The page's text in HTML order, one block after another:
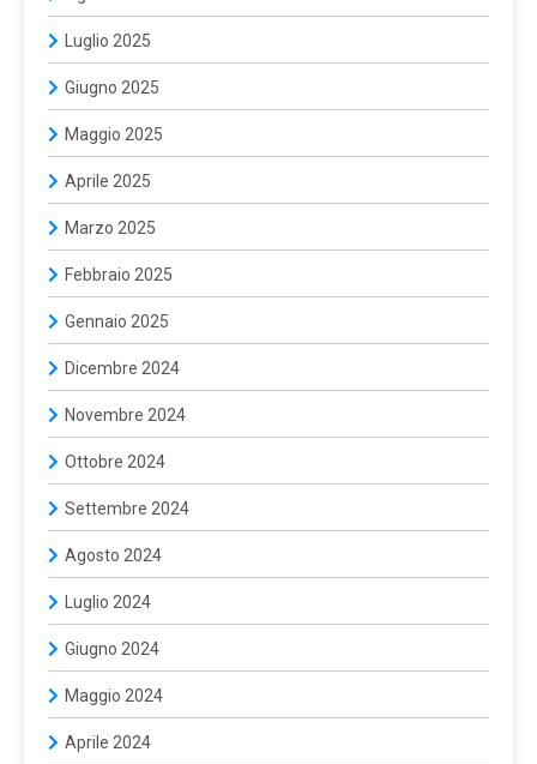
Luglio 2025
Giugno 2025
Maggio 2025
Aprile 2025
Marzo 2025
Febbraio 2025
Gennaio 2025
Dicembre 2024
Novembre 2024
Ottobre 2024
Settembre 2024
Agosto 2024
Luglio 2024
Giugno 2024
Maggio 2024
Aprile 2024